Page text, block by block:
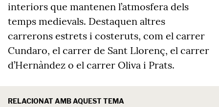
interiors que mantenen l’atmosfera dels
temps medievals. Destaquen altres
carrerons estrets i costeruts, com el carrer
Cundaro, el carrer de Sant Llorenç, el carrer
d’Hernàndez o el carrer Oliva i Prats.
RELACIONAT AMB AQUEST TEMA